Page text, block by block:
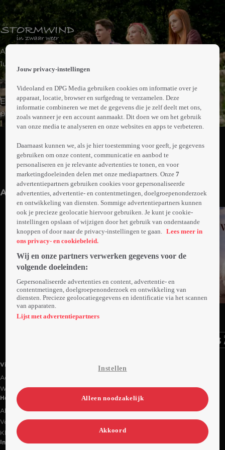
Avontuur | Familie
1uur37min
Een hevige zomerstorm drijft een rondreizend
paardencircus naar het Oostenrijkse Kaltenbach. Ari wil
daar met de hulp van circusjongen Carlo en Stormwind
showregisseur Yiri hun plan ontdekt, komt Stormwind in
gevaar. Op het laatste moment schiet Mika te hulp om
hun geliefde Stormwind te redden.
Abonneren op Videoland
Meer
info
Anderen kijken ook
Ga
naar
Videoland
Actiecode
Werken bij RTL
Handige links
Alle films & series
Veelgestelde vragen
Klantenservice
Informatie
Jouw privacy-instellingen
Videoland en DPG Media gebruiken cookies om informatie over je
apparaat, locatie, browser en surfgedrag te verzamelen. Deze
informatie combineren we met de gegevens die je zelf deelt met ons,
zoals wanneer je een account aanmaakt. Dit doen we om het gebruik
van onze media te analyseren en onze websites en apps te verbeteren.
Daarnaast kunnen we, als je hier toestemming voor geeft, je gegevens
gebruiken om onze content, communicatie en aanbod te
personaliseren en je relevante advertenties te tonen, en voor
marketingdoeleinden delen met onze mediapartners. Onze7
advertentiepartners gebruiken cookies voor gepersonaliseerde
advertenties, advertentie- en contentmetingen, doelgroepenonderzoek
en ontwikkeling van diensten. Sommige advertentiepartners kunnen
ook je precieze geolocatie hiervoor gebruiken. Je kunt je cookie-
instellingen opslaan of wijzigen door het gebruik van onderstaande
knoppen of door naar de privacy-instellingen te gaan.
Lees meer in
ons privacy- en cookiebeleid.
Wij en onze partners verwerken gegevens voor de
volgende doeleinden:
Gepersonaliseerde advertenties en content, advertentie- en
contentmetingen, doelgroepenonderzoek en ontwikkeling van
diensten. Precieze geolocatiegegevens en identificatie via het scannen
van apparaten.
Lijst met advertentiepartners
Instellen
Alleen noodzakelijk
Akkoord